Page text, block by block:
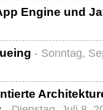
Engine und
- Sonntag,